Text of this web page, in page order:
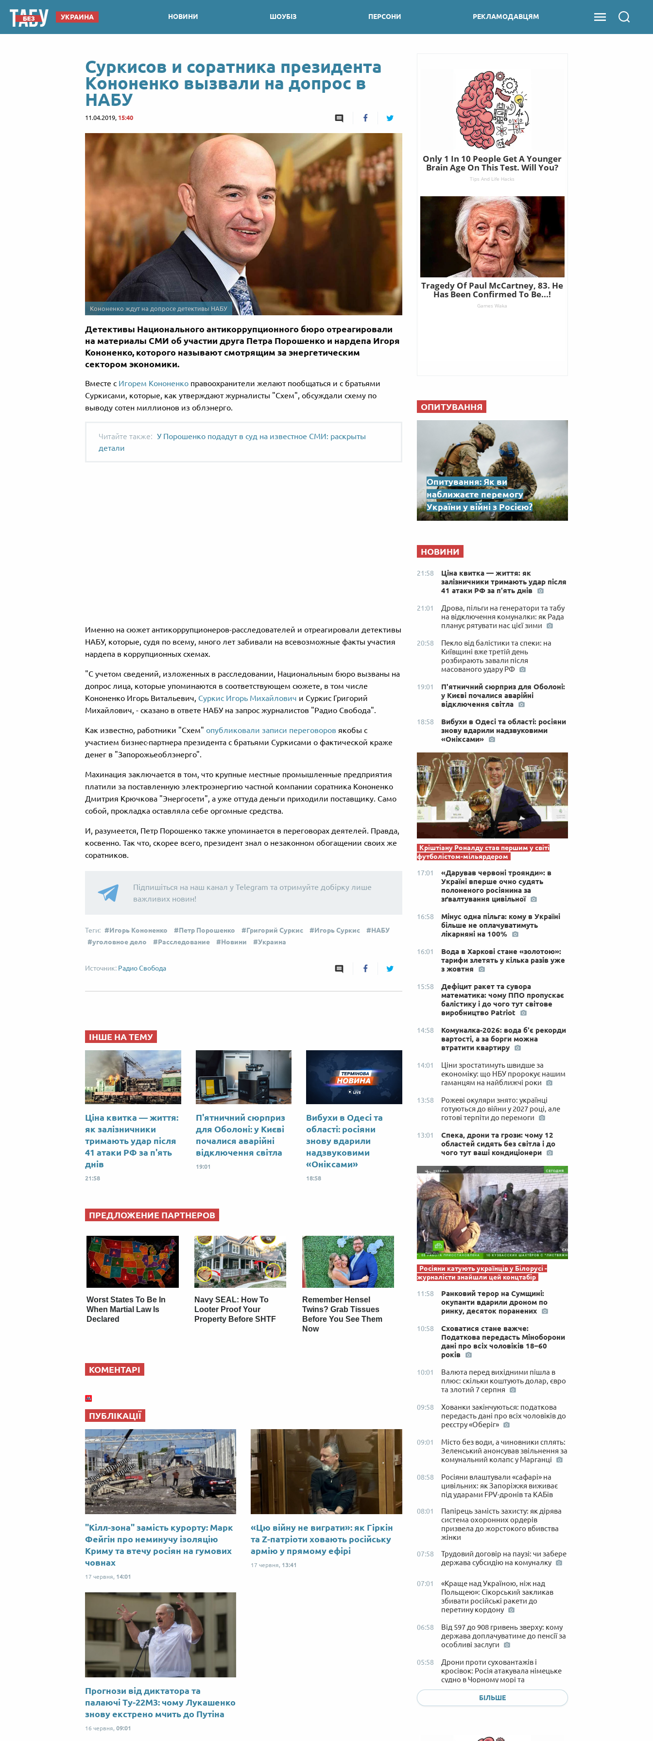
УКРАИНА НОВИНИ ШОУБІЗ ПЕРСОНИ РЕКЛАМОДАВЦЯМ
Суркисов и соратника президента
Кононенко вызвали на допрос в
НАБУ
11.04.2019, 15:40
Кононенко ждут на допросе детективы НАБУ
Детективы Национального антикоррупционного бюро отреагировали
на материалы СМИ об участии друга Петра Порошенко и нардепа Игоря
Кононенко, которого называют смотрящим за энергетическим
сектором экономики.
Вместе с Игорем Кононенко правоохранители желают пообщаться и с братьями
Суркисами, которые, как утверждают журналисты "Схем", обсуждали схему по
выводу сотен миллионов из облэнерго.
У Порошенко подадут в суд на известное СМИ: раскрыты
детали
Именно на сюжет антикоррупционеров-расследователей и отреагировали детективы
НАБУ, которые, судя по всему, много лет забивали на всевозможные факты участия
нардепа в коррупционных схемах.
"С учетом сведений, изложенных в расследовании, Национальным бюро вызваны на
допрос лица, которые упоминаются в соответствующем сюжете, в том числе
Кононенко Игорь Витальевич, Суркис Игорь Михайлович и Суркис Григорий
Михайлович, - сказано в ответе НАБУ на запрос журналистов "Радио Свобода".
Как известно, работники "Схем" опубликовали записи переговоров якобы с
участием бизнес-партнера президента с братьями Суркисами о фактической краже
денег в "Запорожьеоблэнерго".
Махинация заключается в том, что крупные местные промышленные предприятия
платили за поставленную электроэнергию частной компании соратника Кононенко
Дмитрия Крючкова "Энергосети", а уже оттуда деньги приходили поставщику. Само
собой, прокладка оставляла себе оргомные средства.
И, разумеется, Петр Порошенко также упоминается в переговорах деятелей. Правда,
косвенно. Так что, скорее всего, президент знал о незаконном обогащении своих же
соратников.
Підпишіться на наш канал у Telegram та отримуйте добірку лише
важливих новин!
Игорь Кононенко Петр Порошенко Григорий Суркис Игорь Суркис
НАБУ
уголовное дело
Расследование Новини Украина
Радио Свобода
ІНШЕ НА ТЕМУ
Ціна квитка — життя:
як залізничники
тримають удар після
41 атаки РФ за п'ять
днів
21:58
П'ятничний сюрприз
для Оболоні: у Києві
почалися аварійні
відключення світла
19:01
Вибухи в Одесі та
області: росіяни
знову вдарили
надзвуковими
«Оніксами»
18:58
ПРЕДЛОЖЕНИЕ ПАРТНЕРОВ
Worst States To Be In
When Martial Law Is
Declared
Navy SEAL: How To
Looter Proof Your
Property Before SHTF
Remember Hensel
Twins? Grab Tissues
Before You See Them
Now
КОМЕНТАРІ
ПУБЛІКАЦІЇ
"Кілл-зона" замість курорту: Марк
Фейгін про неминучу ізоляцію
Криму та втечу росіян на гумових
човнах
17 червня, 14:01
«Цю війну не виграти»: як Гіркін
та Z-патріоти ховають російську
армію у прямому ефірі
17 червня, 13:41
Прогнози від диктатора та
палаючі Ту-22М3: чому Лукашенко
знову екстрено мчить до Путіна
16 червня, 09:01
ОПИТУВАННЯ
Опитування: Як ви
наближаєте перемогу
України у війні з Росією?
НОВИНИ
21:58
Ціна квитка — життя: як
залізничники тримають удар після
41 атаки РФ за п'ять днів
21:01
Дрова, пільги на генератори та табу
на відключення комуналки: як Рада
планує рятувати нас цієї зими
20:58
Пекло від балістики та спеки: на
Київщині вже третій день
розбирають завали після
масованого удару РФ
19:01
П'ятничний сюрприз для Оболоні:
у Києві почалися аварійні
відключення світла
18:58
Вибухи в Одесі та області: росіяни
знову вдарили надзвуковими
«Оніксами»
Кріштіану Роналду став першим у світі
футболістом-мільярдером
17:01
«Дарував червоні троянди»: в
Україні вперше очно судять
полоненого росіянина за
зґвалтування цивільної
16:58
Мінус одна пільга: кому в Україні
більше не оплачуватимуть
лікарняні на 100%
16:01
Вода в Харкові стане «золотою»:
тарифи злетять у кілька разів уже
з жовтня
15:58
Дефіцит ракет та сувора
математика: чому ППО пропускає
балістику і до чого тут світове
виробництво Patriot
14:58
Комуналка-2026: вода б'є рекорди
вартості, а за борги можна
втратити квартиру
14:01
Ціни зростатимуть швидше за
економіку: що НБУ пророкує нашим
гаманцям на найближчі роки
13:58
Рожеві окуляри знято: українці
готуються до війни у 2027 році, але
готові терпіти до перемоги
13:01
Спека, дрони та грози: чому 12
областей сидять без світла і до
чого тут ваші кондиціонери
Росіяни катують українців у Білорусі -
журналісти знайшли цей концтабір
11:58
Ранковий терор на Сумщині:
окупанти вдарили дроном по
ринку, десяток поранених
10:58
Сховатися стане важче:
Податкова передасть Міноборони
дані про всіх чоловіків 18–60
років
10:01
Валюта перед вихідними пішла в
плюс: скільки коштують долар, євро
та злотий 7 серпня
09:58
Хованки закінчуються: податкова
передасть дані про всіх чоловіків до
реєстру «Оберіг»
09:01
Місто без води, а чиновники сплять:
Зеленський анонсував звільнення за
комунальний колапс у Марганці
08:58
Росіяни влаштували «сафарі» на
цивільних: як Запоріжжя виживає
під ударами FPV-дронів та КАБів
08:01
Папірець замість захисту: як дірява
система охоронних ордерів
призвела до жорстокого вбивства
жінки
07:58
Трудовий договір на паузі: чи забере
держава субсидію на комуналку
07:01
«Краще над Україною, ніж над
Польщею»: Сікорський закликав
збивати російські ракети до
перетину кордону
06:58
Від 597 до 908 гривень зверху: кому
держава доплачуватиме до пенсії за
особливі заслуги
05:58
Дрони проти суховантажів і
кросівок: Росія атакувала німецьке
судно в Чорному морі та
розбомбила склади відомих
БІЛЬШЕ